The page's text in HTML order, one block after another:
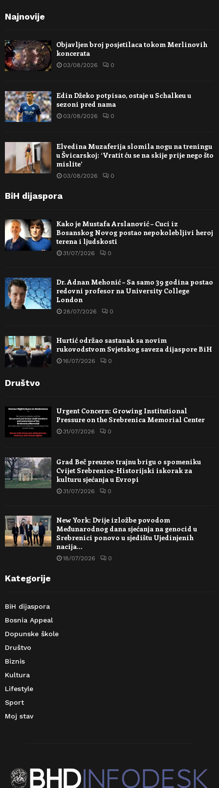
Najnovije
Objavljen broj posjetilaca tokom Merlinovih
koncerata
03/08/2026 0
Edin Džeko potpisao, ostaje u Schalkeu u
sezoni pred nama
03/08/2026 0
Elvedina Muzaferija slomila nogu na treningu
u Švicarskoj: ‘Vratit ću se na skije prije nego što
mislite’
03/08/2026 0
BiH dijaspora
Kako je Mustafa Arslanović – Cuci iz
Bosanskog Novog postao nepokolebljivi heroj
terena i ljudskosti
31/07/2026 0
Dr. Adnan Mehonić – Sa samo 39 godina postao
redovni profesor na University College
London
28/07/2026 0
Hurtić održao sastanak sa novim
rukovodstvom Svjetskog saveza dijaspore BiH
16/07/2026 0
Društvo
Urgent Concern: Growing Institutional
Pressure on the Srebrenica Memorial Center
31/07/2026 0
Grad Beč preuzeo trajnu brigu o spomeniku
Cvijet Srebrenice-Historijski iskorak za
kulturu sjećanja u Evropi
31/07/2026 0
New York: Dvije izložbe povodom
Međunarodnog dana sjećanja na genocid u
Srebrenici ponovo u sjedištu Ujedinjenih
nacija…
18/07/2026 0
Kategorije
BiH dijaspora
Bosnia Appeal
Dopunske škole
Društvo
Biznis
Kultura
Lifestyle
Sport
Moj stav